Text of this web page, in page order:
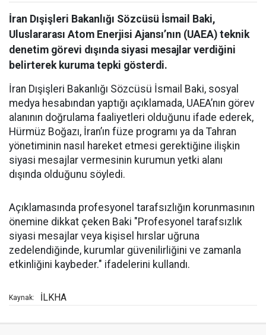
İran Dışişleri Bakanlığı Sözcüsü İsmail Baki,
Uluslararası Atom Enerjisi Ajansı’nın (UAEA) teknik
denetim görevi dışında siyasi mesajlar verdiğini
belirterek kuruma tepki gösterdi.
İran Dışişleri Bakanlığı Sözcüsü İsmail Baki, sosyal
medya hesabından yaptığı açıklamada, UAEA’nın görev
alanının doğrulama faaliyetleri olduğunu ifade ederek,
Hürmüz Boğazı, İran’ın füze programı ya da Tahran
yönetiminin nasıl hareket etmesi gerektiğine ilişkin
siyasi mesajlar vermesinin kurumun yetki alanı
dışında olduğunu söyledi.
Açıklamasında profesyonel tarafsızlığın korunmasının
önemine dikkat çeken Baki "Profesyonel tarafsızlık
siyasi mesajlar veya kişisel hırslar uğruna
zedelendiğinde, kurumlar güvenilirliğini ve zamanla
etkinliğini kaybeder." ifadelerini kullandı.
Kaynak: İLKHA